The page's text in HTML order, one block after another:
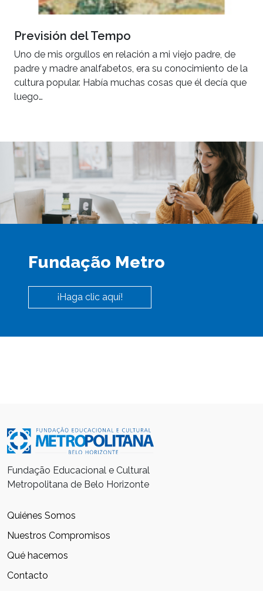
Previsión del Tempo
Uno de mis orgullos en relación a mi viejo padre, de
padre y madre analfabetos, era su conocimiento de la
cultura popular. Había muchas cosas que él decía que
luego…
Fundação Metro
¡Haga clic aquí!
Fundação Educacional e Cultural
Metropolitana de Belo Horizonte
Quiénes Somos
Nuestros Compromisos
Qué hacemos
Contacto